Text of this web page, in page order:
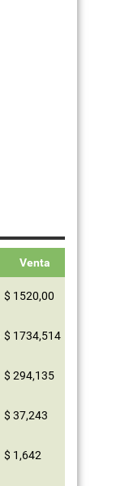
Venta
$ 1520,00
$ 1734,514
$ 294,135
$ 37,243
$ 1,642